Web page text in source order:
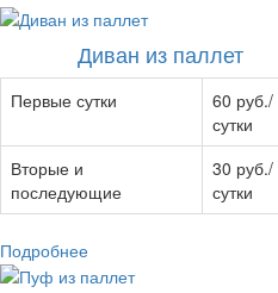
Диван из паллет
Первые сутки
60 руб./
сутки
Вторые и
последующие
30 руб./
сутки
Подробнее